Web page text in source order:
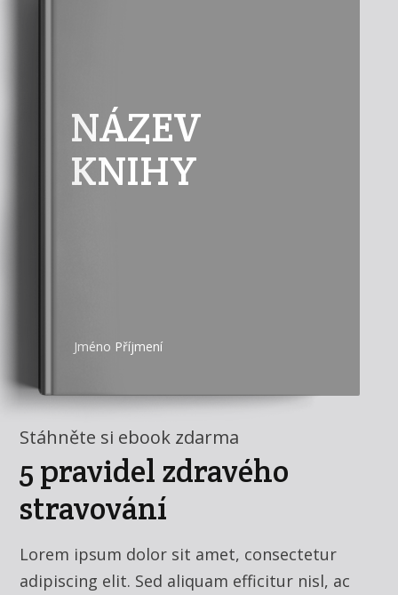
NÁZEV
KNIHY
Jméno Příjmení
Stáhněte si ebook zdarma
5 pravidel zdravého
stravování
Lorem ipsum dolor sit amet, consectetur
adipiscing elit. Sed aliquam efficitur nisl, ac